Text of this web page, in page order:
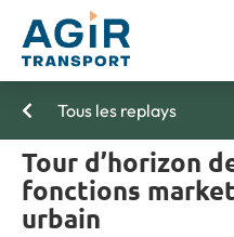
Tous les replays
Tour d’horizon
fonctions
urbain